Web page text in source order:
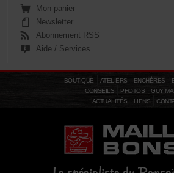
Mon panier
Newsletter
Abonnement RSS
Aide / Services
BOUTIQUE ATELIERS ENCHÈRES
CONSEILS
PHOTOS
GUY
ACTUALITÉS
LIENS